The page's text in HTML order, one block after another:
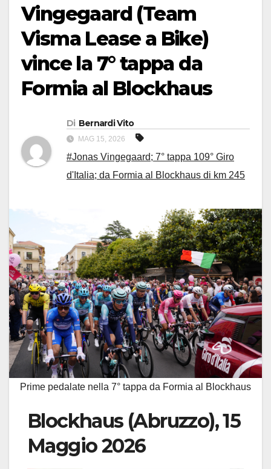
Vingegaard (Team
Visma Lease a Bike)
vince la 7° tappa da
Formia al Blockhaus
Di Bernardi Vito
MAG 15, 2026
#Jonas Vingegaard; 7° tappa 109° Giro
d'Italia; da Formia al Blockhaus di km 245
Prime pedalate nella 7° tappa da Formia al Blockhaus
Blockhaus (Abruzzo), 15
Maggio 2026